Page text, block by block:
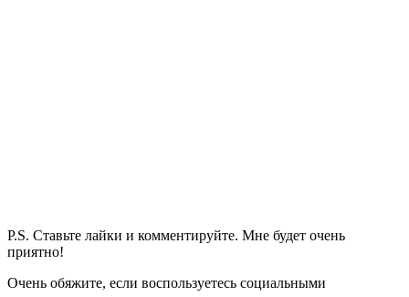
P.S. Ставьте лайки и комментируйте. Мне будет очень
приятно!
Очень обяжите, если воспользуетесь социальными